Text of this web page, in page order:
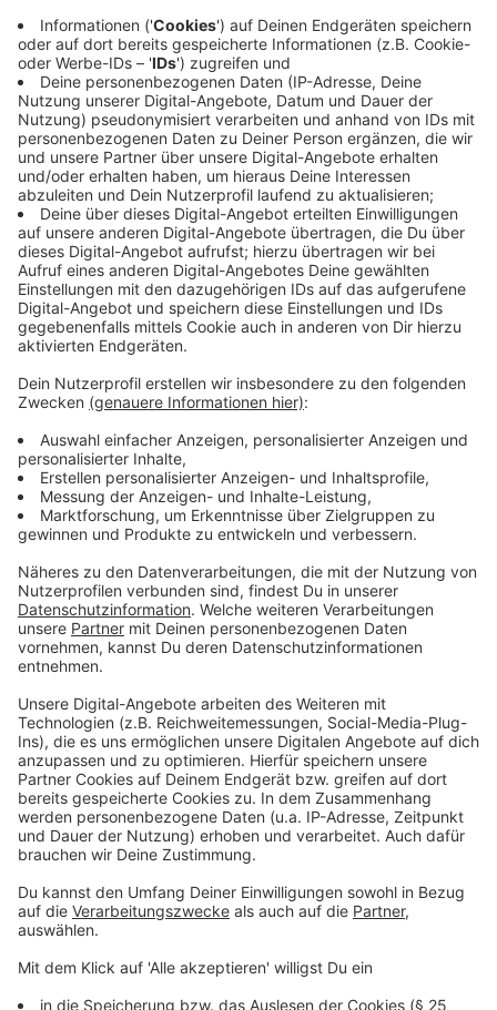
Erster Sturm hat Kreis verschont
Das erste Sturmtief des Jahres hat den Kreis
Mettmann verschont. Die Feuerwehrleitstelle sprach
von einer ruhigen Nacht. Die Polizei rückte zu 12
wetterbedingten Einsätzen aus. Verletzt wurde
niemand. Es bleibt aber weiterhin stürmisch. In der
Nacht zu Samstag wird der nächste Sturm erwartet.
Der Kreis Mettmann appelliert deshalb an alle, sich
möglichst nicht im Freien aufzuhalten und vor allem
Waldgebiete zu meiden. Die Feuerwehr ruft dazu auf,
die Warn-App NINA zu nutzen, um sich darüber über
mögliche Gefahren auf dem Laufenden halten.
Die Stimmung bei den Unternehmen im Kreis
Mettmann ist vergleichsweise gut und zum Beispiel
deutlich besser als die in Düsseldorf oder im
Rheinkreis Neuss. Das hat eine aktuelle Umfrage der
Industrie- und Handelskammer ergeben. Dabei wurden
in unseren zehn Städten 250 Unternehmen befragt, die
zusammen fast 21 Tausend Mitarbeiter beschäftigen.
Die bessere Stimmung bei uns ist vor allem auf den
Branchenmix in unserer Region zurückzuführen, sagt
die IHK. In den vergangenen Monaten habe sich aber
deutlich gezeigt, dass die Krise durch Corona noch
nicht überwunden ist. Man könne noch keine
Entwarnung geben, so die IHK. Positiv: der
Einzelhandel bei uns im Kreis profitiert weiter, weil die
Menschen weniger pendeln und mehr in der
Heimatstadt einkaufen. Alles in Allem hat unsere
Wirtschaft ihre Erwartungen für das laufende Jahr nur
geringfügig zurückgenommen, eine Entspannung
verschiebt sich vermutlich in den Sommer. Als größtes
Konjunkturrisiko sehen viele Betriebe die Entwicklung
der Energiepreise.